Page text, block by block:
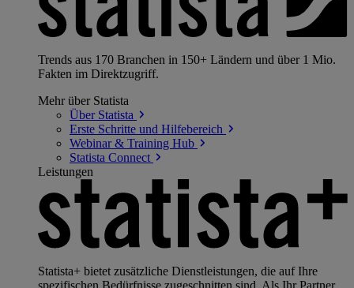
Trends aus 170 Branchen in 150+ Ländern und über 1 Mio.
Fakten im Direktzugriff.
Mehr über Statista
Über Statista
Erste Schritte und Hilfebereich
Webinar & Training Hub
Statista Connect
Leistungen
Statista+ bietet zusätzliche Dienstleistungen, die auf Ihre
spezifischen Bedürfnisse zugeschnitten sind. Als Ihr Partner